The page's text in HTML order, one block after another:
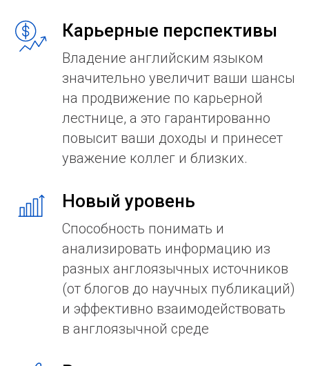
Карьерные перспективы
Владение английским языком
значительно увеличит ваши шансы
на продвижение по карьерной
лестнице, а это гарантированно
повысит ваши доходы и принесет
уважение коллег и близких.
Новый уровень
Способность понимать и
анализировать информацию из
разных англоязычных источников
(от блогов до научных публикаций)
и эффективно взаимодействовать
в англоязычной среде